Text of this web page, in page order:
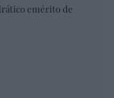
emérito de